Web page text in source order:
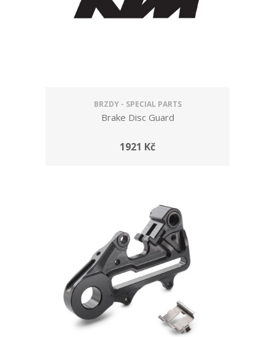
BRZDY - SPECIAL PARTS
Brake Disc Guard
1921 Kč